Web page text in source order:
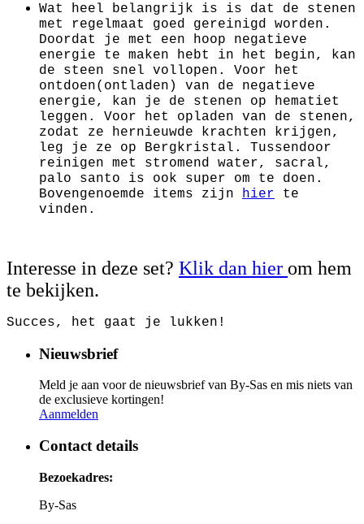
Wat heel belangrijk is is dat de stenen
met regelmaat goed gereinigd worden.
Doordat je met een hoop negatieve
energie te maken hebt in het begin, kan
de steen snel vollopen. Voor het
ontdoen(ontladen) van de negatieve
energie, kan je de stenen op hematiet
leggen. Voor het opladen van de stenen,
zodat ze hernieuwde krachten krijgen,
leg je ze op Bergkristal. Tussendoor
reinigen met stromend water, sacral,
palo santo is ook super om te doen.
Bovengenoemde items zijn hier te
vinden.
Interesse in deze set? Klik dan hier om hem
te bekijken.
Succes, het gaat je lukken!
Nieuwsbrief
Meld je aan voor de nieuwsbrief van By-Sas en mis niets van
de exclusieve kortingen!
Aanmelden
Contact details
Bezoekadres:
By-Sas